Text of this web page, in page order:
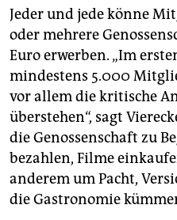
Jeder und jede könne
oder mehrere
Euro erwerben. „Im
mindestens 5.000
vor allem die kritische
überstehen“, sagt
die Genossenschaft zu
bezahlen, Filme
anderem um Pacht,
die Gastronomie